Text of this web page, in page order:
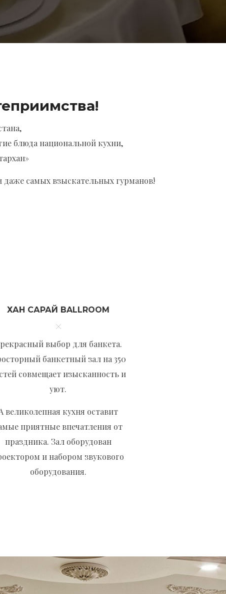
!
блюда национальной кухни,
самых взыскательных гурманов!
ХАН САРАЙ BALLROOM
выбор для банкета.
банкетный зал на 350
совмещает изысканность и
уют.
великолепная кухня оставит
приятные впечатления от
праздника. Зал оборудован
и набором звукового
оборудования.